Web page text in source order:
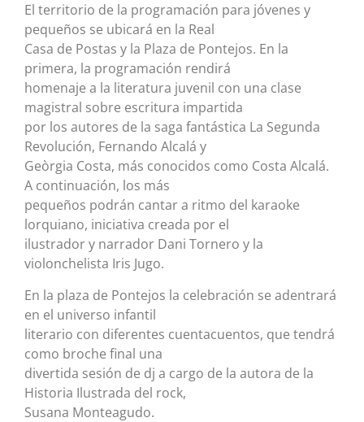
El territorio de la programación para jóvenes y
pequeños se ubicará en la Real
Casa de Postas y la Plaza de Pontejos. En la
primera, la programación rendirá
homenaje a la literatura juvenil con una clase
magistral sobre escritura impartida
por los autores de la saga fantástica La Segunda
Revolución, Fernando Alcalá y
Geòrgia Costa, más conocidos como Costa Alcalá.
A continuación, los más
pequeños podrán cantar a ritmo del karaoke
lorquiano, iniciativa creada por el
ilustrador y narrador Dani Tornero y la
violonchelista Iris Jugo.
En la plaza de Pontejos la celebración se adentrará
en el universo infantil
literario con diferentes cuentacuentos, que tendrá
como broche final una
divertida sesión de dj a cargo de la autora de la
Historia Ilustrada del rock,
Susana Monteagudo.